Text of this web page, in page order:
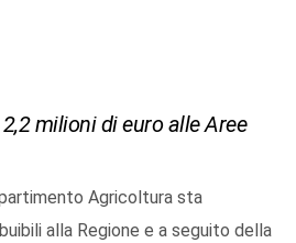
milioni di euro alle Aree
Agricoltura sta
alla Regione e a seguito della